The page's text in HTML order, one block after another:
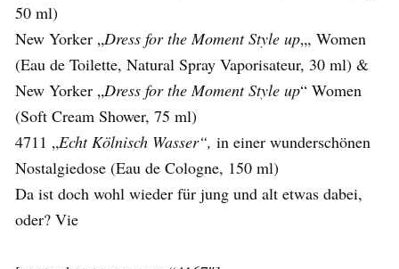
50 ml)
New Yorker „Dress for the Moment Style up„, Women
(Eau de Toilette, Natural Spray Vaporisateur, 30 ml) &
New Yorker „Dress for the Moment Style up“ Women
(Soft Cream Shower, 75 ml)
4711 „Echt Kölnisch Wasser“, in einer wunderschönen
Nostalgiedose (Eau de Cologne, 150 ml)
Da ist doch wohl wieder für jung und alt etwas dabei,
oder? Vie